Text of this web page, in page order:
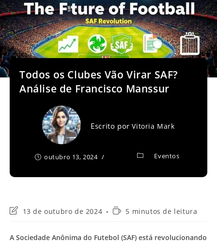
Todos os Clubes Vão Virar SAF?
Análise de Francisco Manssur
Escrito porVitoria Mark
outubro 13, 2024 Eventos
Última13 de outubro de 2024
Tempo5 minutos de leitura
A Sociedade Anônima do Futebol (SAF) está revolucionando